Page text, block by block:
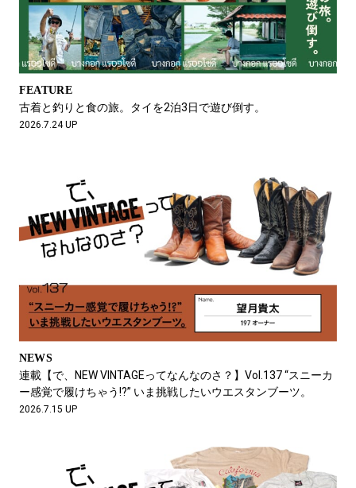
FEATURE
古着と釣りと食の旅。タイを2泊3日で遊び倒す。
2026.7.24 UP
NEWS
連載【で、NEW VINTAGEってなんなのさ？】Vol.137 “スニーカ
ー感覚で履けちゃう!?” いま挑戦したいウエスタンブーツ。
2026.7.15 UP